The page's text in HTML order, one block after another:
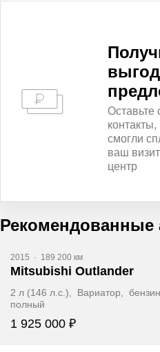
Оставьте
смогли
ваш
центр
Рекомендованные
2015 · 189 200 км
Mitsubishi Outlander
2 л (146 л.с.), Вариатор, бензин,
полный
1 925 000 ₽